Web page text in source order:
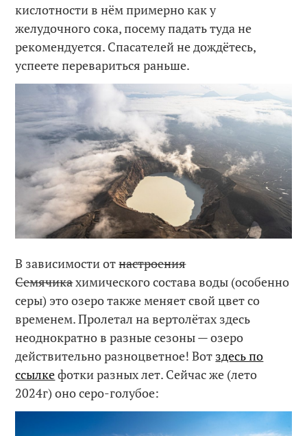
кислотности в нём примерно как у
желудочного сока, посему падать туда не
рекомендуется. Спасателей не дождётесь,
успеете перевариться раньше.
В зависимости отнастроения
Семячикахимического состава воды (особенно
серы) это озеро также меняет свой цвет со
временем. Пролетал на вертолётах здесь
неоднократно в разные сезоны — озеро
действительно разноцветное! Вот здесь по
ссылкефотки разных лет. Сейчас же (лето
2024г) оно серо-голубое: